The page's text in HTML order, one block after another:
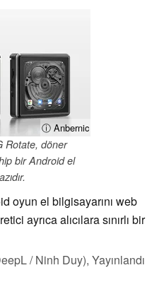
ⓘ Anbernic
Rotate, döner
bir Android el
oyun el bilgisayarını web
ayrıca alıcılara sınırlı bir
/ Ninh Duy), Yayınlandı